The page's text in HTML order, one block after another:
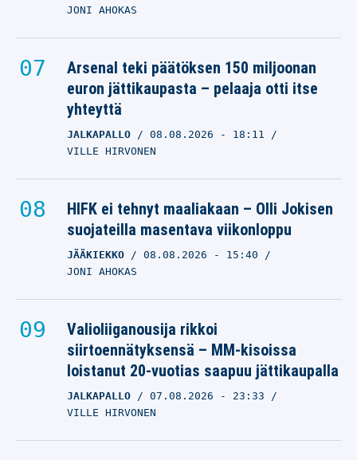
JONI AHOKAS
Arsenal teki päätöksen 150 miljoonan
euron jättikaupasta – pelaaja otti itse
yhteyttä
JALKAPALLO 08.08.2026 - 18:11
VILLE HIRVONEN
HIFK ei tehnyt maaliakaan – Olli Jokisen
suojateilla masentava viikonloppu
JÄÄKIEKKO 08.08.2026 - 15:40
JONI AHOKAS
Valioliiganousija rikkoi
siirtoennätyksensä – MM-kisoissa
loistanut 20-vuotias saapuu jättikaupalla
JALKAPALLO 07.08.2026 - 23:33
VILLE HIRVONEN